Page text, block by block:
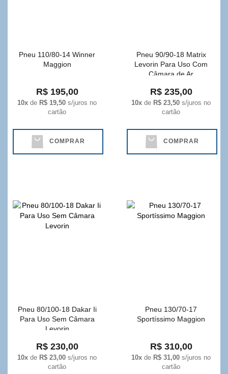
Pneu 110/80-14 Winner
Maggion
R$ 195,00
10x de R$ 19,50 s/juros no
cartão
COMPRAR
Pneu 90/90-18 Matrix
Levorin Para Uso Com
Câmara de Ar
R$ 235,00
10x de R$ 23,50 s/juros no
cartão
COMPRAR
Pneu 80/100-18 Dakar Ii
Para Uso Sem Câmara
Levorin
R$ 230,00
10x de R$ 23,00 s/juros no
cartão
Pneu 130/70-17
Sportíssimo Maggion
R$ 310,00
10x de R$ 31,00 s/juros no
cartão